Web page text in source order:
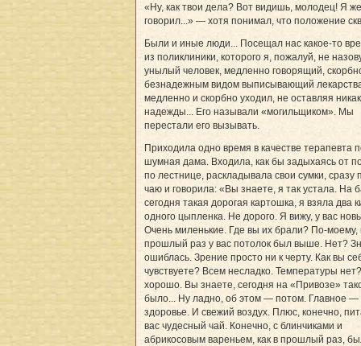
«Ну, как твои дела? Вот видишь, молодец! Я же
говорил...» — хотя понимал, что положение
Были и иные люди... Посещал нас какое-то
из поликлиники, которого я, пожалуй, не
унылый человек, медленно говорящий,
безнадежным видом выписывающий
медленно и скорбно уходил, не оставляя
надежды... Его называли «могильщиком». Мы
перестали его вызывать.
Приходила одно время в качестве терапевта
шумная дама. Входила, как бы задыхаясь от
по лестнице, раскладывала свои сумки, сразу
чаю и говорила: «Вы знаете, я так устала. На
сегодня такая дорогая картошка, я взяла два
одного цыпленка. Не дорого. Я вижу, у вас
Очень миленькие. Где вы их брали? По-моему,
прошлый раз у вас потолок был выше. Нет?
ошиблась. Зрение просто ни к черту. Как вы
чувствуете? Всем несладко. Температуры
хорошо. Вы знаете, сегодня на «Привозе»
было... Ну ладно, об этом — потом. Главное —
здоровье. И свежий воздух. Плюс, конечно,
вас чудесный чай. Конечно, с блинчиками и
абрикосовым вареньем, как в прошлый раз,